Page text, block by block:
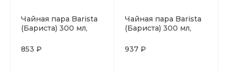
Чайная пара Barista
(Бариста) 300 мл,
Proff Cuisine
853 ₽
Чайная пара Barista
(Бариста) 300 мл,
Proff Cuisine
937 ₽